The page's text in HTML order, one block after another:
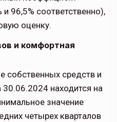
96,5% соответственно),
оценку.
и комфортная
собственных средств и
30.06.2024 находится на
значение
четырех кварталов